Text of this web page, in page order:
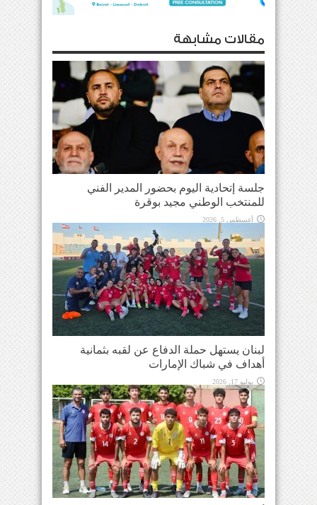
مقالات مشابهة
جلسة إتحادية اليوم بحضور المدير الفني
للمنتخب الوطني مجيد بوقرة
أغسطس 5, 2026
لبنان يستهل حملة الدفاع عن لقبه بثمانية
أهداف في شباك الإمارات
يوليو 17, 2026